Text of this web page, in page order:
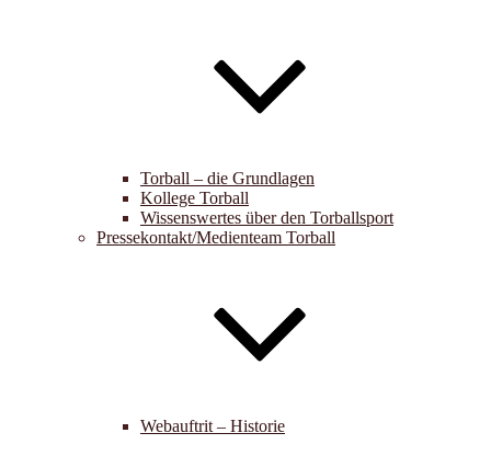
Torball – die Grundlagen
Kollege Torball
Wissenswertes über den Torballsport
Pressekontakt/Medienteam Torball
Webauftrit – Historie